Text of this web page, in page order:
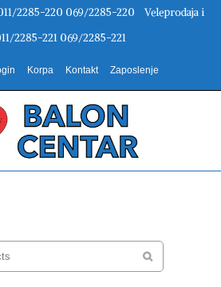
2285-220 069/2285-220 Veleprodaja i
2285-221 069/2285-221
Korpa Kontakt Zaposlenje